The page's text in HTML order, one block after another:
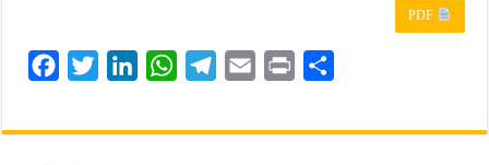
PDF
c
i
n
W
a
l
a
i
a